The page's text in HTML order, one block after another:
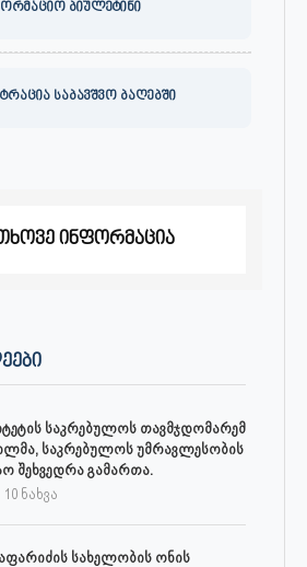
ბიულეტინი
საბავშვო ბაღებში
ინფორმაცია
საკრებულოს თავმჯდომარემ
საკრებულოს უმრავლესობის
შეხვედრა გამართა.
10 ნახვა
სახელობის ონის